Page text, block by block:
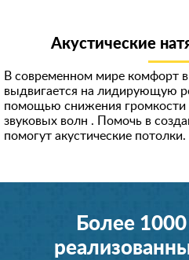
Акустические
В современном мире комфорт в
выдвигается на лидирующую
помощью снижения громкости
звуковых волн . Помочь в
помогут акустические потолки.
Более